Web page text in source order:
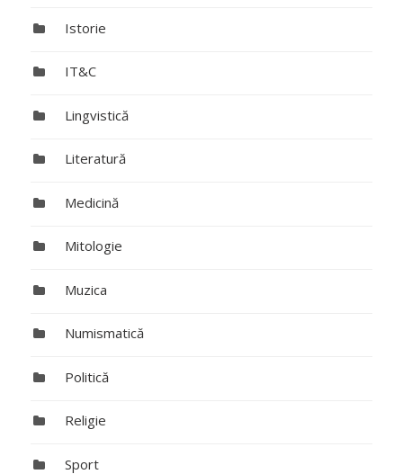
Istorie
IT&C
Lingvistică
Literatură
Medicină
Mitologie
Muzica
Numismatică
Politică
Religie
Sport